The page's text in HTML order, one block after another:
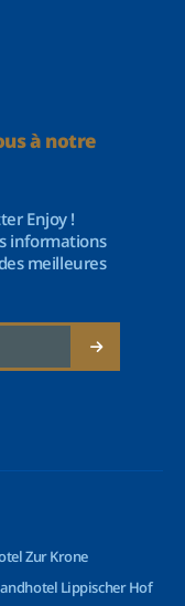
à notre
Enjoy !
informations
meilleures
Zur Krone
Lippischer Hof